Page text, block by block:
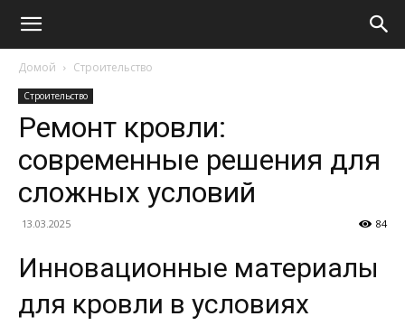
Домой Строительство
Строительство
Ремонт кровли:
современные решения для
сложных условий
13.03.2025 84
Инновационные материалы
для кровли в условиях